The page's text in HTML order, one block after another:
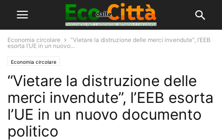
Economia circolare
“Vietare la distruzione delle merci invendute”, l’EEB
esorta l’UE in un nuovo...
Economia circolare
“Vietare la distruzione delle
merci invendute”, l’EEB esorta
l’UE in un nuovo documento
politico